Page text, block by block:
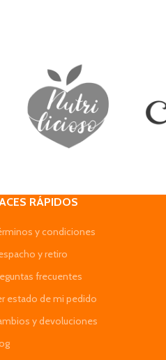
RÁPIDOS
y condiciones
y retiro
frecuentes
estado de mi pedido
y devoluciones